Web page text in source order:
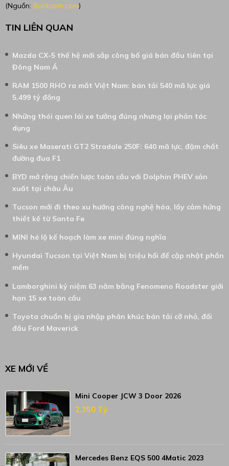
(Nguồn: Bonbanh.com)
TIN LIÊN QUAN
Mazda CX-5 thế hệ mới sắp công bố giá bán đầu tiên tại
Đông Nam Á
RAM 1500 RHO ra mắt Việt Nam: bán tải 540 mã lực giá
5,499 tỷ đồng
Những thói quen lái xe tưởng đúng nhưng lại phản tác
dụng
Siêu xe Maserati GT2 Stradale 250F: 640 mã lực, đậm chất
đường đua F1
BYD mở rộng chiến lược toàn cầu với Dolphin PHEV sản
xuất tại châu Âu
Tucson mới đi theo xu hướng công nghệ hóa, lấy cảm hứng
thiết kế từ Santa Fe
MINI hé lộ kế hoạch làm xe mini đúng nghĩa
Hyundai Tucson tại Việt Nam bị triệu hồi để cập nhật phần
mềm
Lamborghini kỷ niệm 63 năm bằng Fenomeno Roadster giới
hạn 15 xe toàn cầu
Toyota chuẩn bị gia nhập phân khúc bán tải cỡ nhỏ, đối
đầu Ford Maverick
XE MỚI VỀ
Mini Cooper JCW 3 Door 2026
2.350 Tỷ
Mercedes Benz EQS 500 4Matic 2023